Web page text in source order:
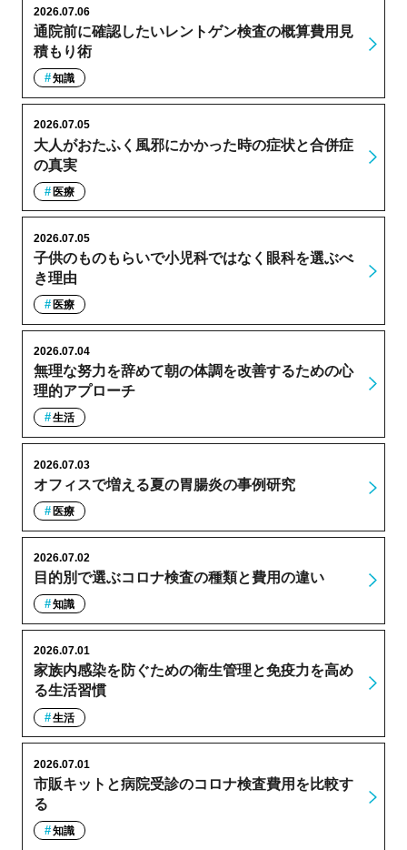
通院前に確認したいレントゲン検査の概算費用見
積もり術
2026.07.06
知識
大人がおたふく風邪にかかった時の症状と合併症
の真実
2026.07.05
医療
子供のものもらいで小児科ではなく眼科を選ぶべ
き理由
2026.07.05
医療
無理な努力を辞めて朝の体調を改善するための心
理的アプローチ
2026.07.04
生活
オフィスで増える夏の胃腸炎の事例研究
2026.07.03
医療
目的別で選ぶコロナ検査の種類と費用の違い
2026.07.02
知識
家族内感染を防ぐための衛生管理と免疫力を高め
る生活習慣
2026.07.01
生活
市販キットと病院受診のコロナ検査費用を比較す
る
2026.07.01
知識